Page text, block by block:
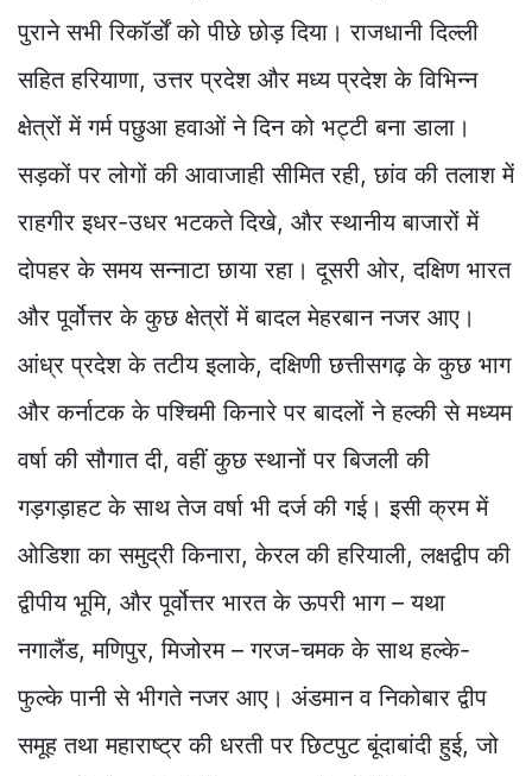
पुराने सभी रिकॉर्डों को पीछे छोड़ दिया। राजधानी दिल्ली
सहित हरियाणा, उत्तर प्रदेश और मध्य प्रदेश के विभिन्न
क्षेत्रों में गर्म पछुआ हवाओं ने दिन को भट्टी बना डाला।
सड़कों पर लोगों की आवाजाही सीमित रही, छांव की तलाश में
राहगीर इधर-उधर भटकते दिखे, और स्थानीय बाजारों में
दोपहर के समय सन्नाटा छाया रहा। दूसरी ओर, दक्षिण भारत
और पूर्वोत्तर के कुछ क्षेत्रों में बादल मेहरबान नजर आए।
आंध्र प्रदेश के तटीय इलाके, दक्षिणी छत्तीसगढ़ के कुछ भाग
और कर्नाटक के पश्चिमी किनारे पर बादलों ने हल्की से मध्यम
वर्षा की सौगात दी, वहीं कुछ स्थानों पर बिजली की
गड़गड़ाहट के साथ तेज वर्षा भी दर्ज की गई। इसी क्रम में
ओडिशा का समुद्री किनारा, केरल की हरियाली, लक्षद्वीप की
द्वीपीय भूमि, और पूर्वोत्तर भारत के ऊपरी भाग – यथा
नगालैंड, मणिपुर, मिजोरम – गरज-चमक के साथ हल्के-
फुल्के पानी से भीगते नजर आए। अंडमान व निकोबार द्वीप
समूह तथा महाराष्ट्र की धरती पर छिटपुट बूंदाबांदी हुई, जो